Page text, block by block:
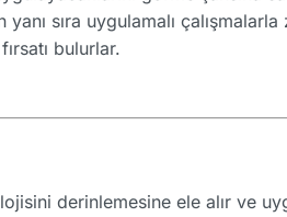
sıra uygulamalı çalışmalarla
bulurlar.
derinlemesine ele alır ve